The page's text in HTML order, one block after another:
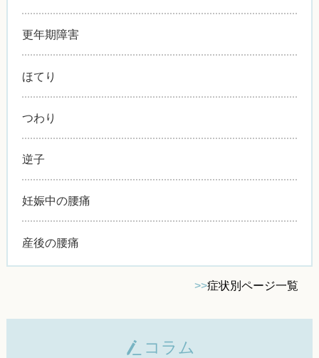
更年期障害
ほてり
つわり
逆子
妊娠中の腰痛
産後の腰痛
>>症状別ページ一覧
コラム